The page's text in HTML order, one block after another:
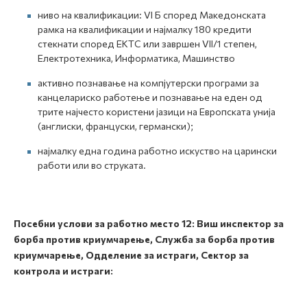
ниво на квалификации: VI Б според Македонската
рамка на квалификации и најмалку 180 кредити
стекнати според ЕКТС или завршен VII/1 степен,
Електротехника, Информатика, Машинство
активно познавање на компјутерски програми за
канцелариско работење и познавање на еден од
трите најчесто користени јазици на Европската унија
(англиски, француски, германски);
најмалку една година работно искуство на царински
работи или во струката.
Посебни услови за работно место 12: Виш инспектор за
борба против криумчарење, Служба за борба против
криумчарење, Одделение за истраги, Сектор за
контрола и истраги: